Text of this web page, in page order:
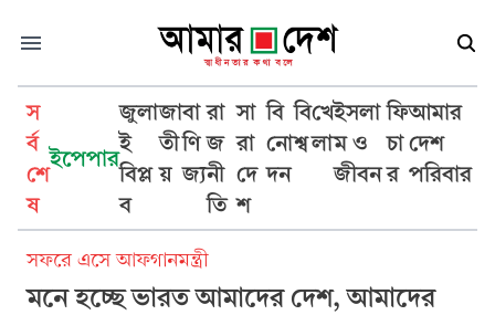
স
র্ব
শে
ষ
ইপেপার
জুলা
ই
বিপ্ল
ব
জা
তী
য়
বা
ণি
জ্য
রা
জ
নী
তি
সা
রা
দে
শ
বি
নো
দন
বি
শ্ব
খে
লা
ইসলা
ম ও
জীবন
ফি
চা
র
আমার
দেশ
পরিবার
আফগানিস্তান
সফরে এসে আফগানমন্ত্রী
মনে হচ্ছে ভারত আমাদের দেশ, আমাদের